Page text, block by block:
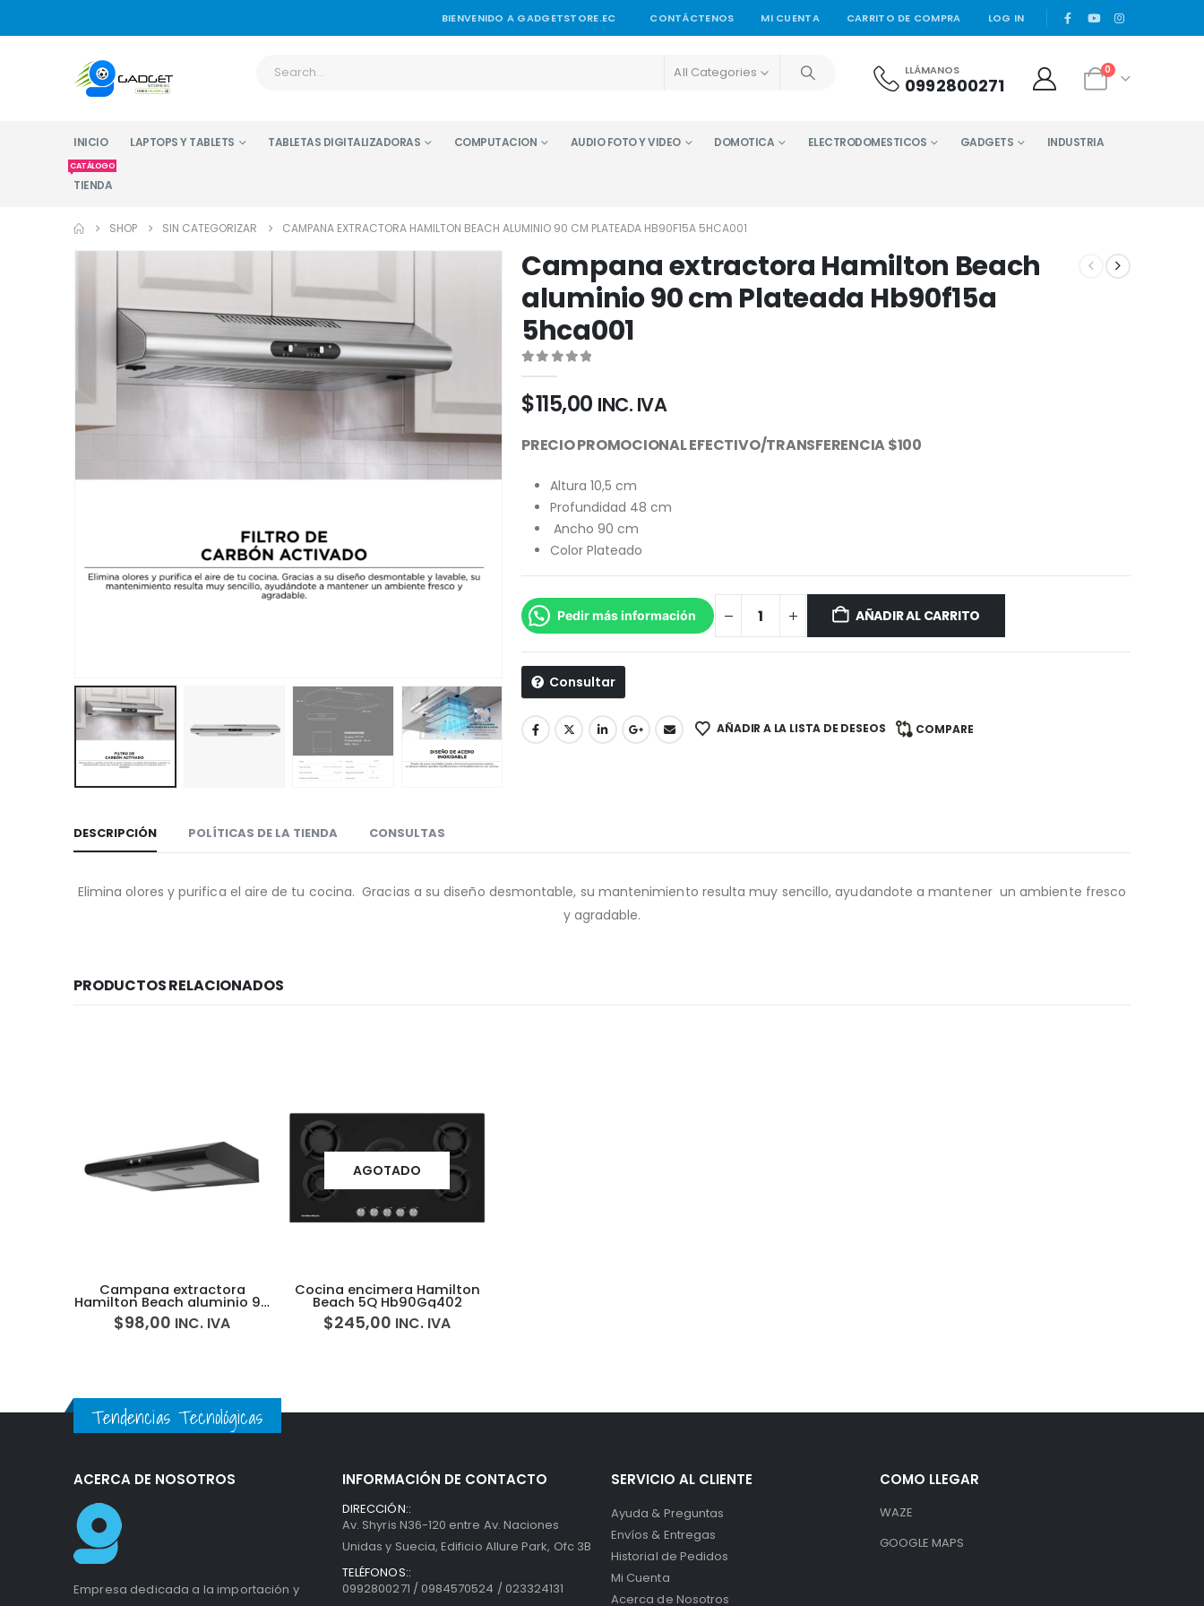
BIENVENIDO A GADGETSTORE.EC CONTÁCTENOS MI CUENTA CARRITO DE COMPRA LOG IN |
All Categories LLÁMANOS
0992800271
0
INICIO LAPTOPS Y TABLETS TABLETAS DIGITALIZADORAS COMPUTACION AUDIO FOTO Y VIDEO DOMOTICA ELECTRODOMESTICOS GADGETS INDUSTRIA
TIENDA
CATÁLOGO
SHOP SIN CATEGORIZAR CAMPANA EXTRACTORA HAMILTON BEACH ALUMINIO 90 CM PLATEADA HB90F15A 5HCA001
Campana extractora Hamilton Beach
aluminio 90 cm Plateada Hb90f15a
5hca001
0out of 5
$115,00 INC. IVA
PRECIO PROMOCIONAL EFECTIVO/TRANSFERENCIA $100
Altura 10,5 cm
Profundidad 48 cm
Ancho 90 cm
Color Plateado
Pedir más información AÑADIR AL CARRITO
Consultar
AÑADIR A LA LISTA DE DESEOS COMPARE
DESCRIPCIÓN POLÍTICAS DE LA TIENDA CONSULTAS
Elimina olores y purifica el aire de tu cocina. Gracias a su diseño desmontable, su mantenimiento resulta muy sencillo, ayudandote a mantener un ambiente fresco
y agradable.
PRODUCTOS RELACIONADOS
Campana extractora
Hamilton Beach aluminio 90
cm Negra Hb90f15n
5hca000
$98,00 INC. IVA
AGOTADO
Cocina encimera Hamilton
Beach 5Q Hb90Gq402
$245,00 INC. IVA
Tendencias Tecnológicas
ACERCA DE NOSOTROS
Empresa dedicada a la importación y
INFORMACIÓN DE CONTACTO
DIRECCIÓN::
Av. Shyris N36-120 entre Av. Naciones
Unidas y Suecia, Edificio Allure Park, Ofc 3B
TELÉFONOS::
0992800271 / 0984570524 / 023324131
SERVICIO AL CLIENTE
Ayuda & Preguntas
Envíos & Entregas
Historial de Pedidos
Mi Cuenta
Acerca de Nosotros
COMO LLEGAR
WAZE
GOOGLE MAPS